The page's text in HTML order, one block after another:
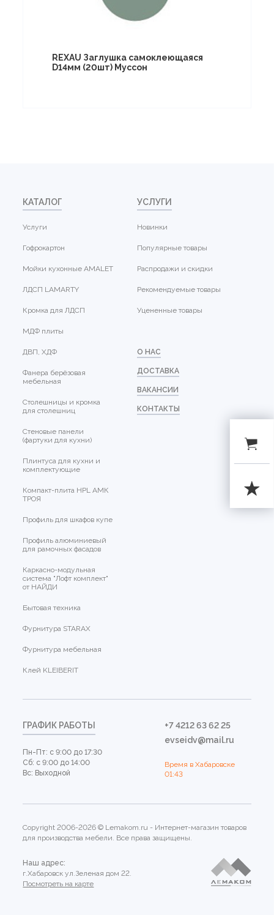
REXAU Заглушка самоклеющаяся
D14мм (20шт) Муссон
КАТАЛОГ
Услуги
Гофрокартон
Мойки кухонные AMALET
ЛДСП LAMARTY
Кромка для ЛДСП
МДФ плиты
ДВП, ХДФ
Фанера берёзовая
мебельная
Столешницы и кромка
для столешниц
Стеновые панели
(фартуки для кухни)
Плинтуса для кухни и
комплектующие
Компакт-плита HPL АМК
ТРОЯ
Профиль для шкафов купе
Профиль алюминиевый
для рамочных фасадов
Каркасно-модульная
система "Лофт комплект"
от НАЙДИ
Бытовая техника
Фурнитура STARAX
Фурнитура мебельная
Клей KLEIBERIT
УСЛУГИ
Новинки
Популярные товары
Распродажи и скидки
Рекомендуемые товары
Уцененные товары
О НАС
ДОСТАВКА
ВАКАНСИИ
КОНТАКТЫ
ГРАФИК РАБОТЫ
Пн-Пт: с 9:00 до 17:30
Сб: с 9:00 до 14:00
Вс: Выходной
+7 4212 63 62 25
evseidv@mail.ru
Время в Хабаровске
01:43
Copyright 2006-2026 © Lemakom.ru - Интернет-магазин товаров
для производства мебели. Все права защищены.
Наш адрес:
г.Хабаровск ул.Зеленая дом 22.
Посмотреть на карте